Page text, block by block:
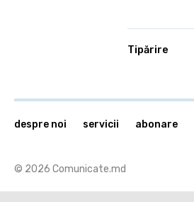
Tipărire
© 2026 Comunicate.md
despre noi servicii abonare